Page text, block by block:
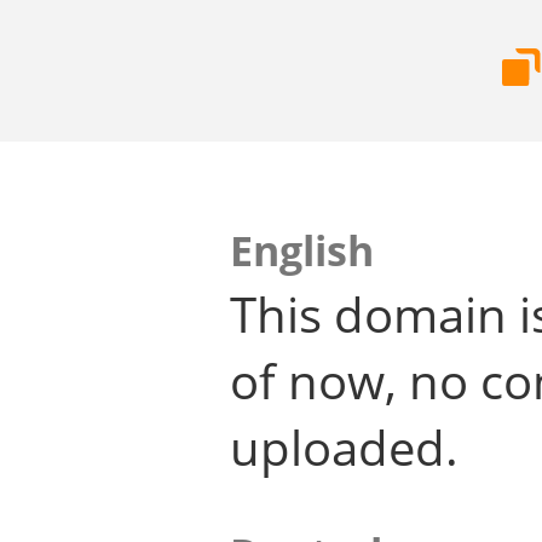
English
This domain
of now, no
uploaded.